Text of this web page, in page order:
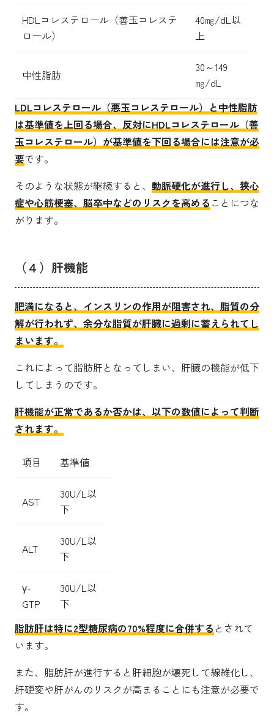
HDLコレステロール（善玉コレステ
ロール）
40㎎/dL以
上
中性脂肪
30～149
㎎/dL
LDLコレステロール（悪玉コレステロール）と中性脂肪
は基準値を上回る場合、反対にHDLコレステロール（善
玉コレステロール）が基準値を下回る場合には注意が必
要です。
そのような状態が継続すると、 動脈硬化が進行し、狭心
症や心筋梗塞、脳卒中などのリスクを高める ことにつな
がります。
（４）肝機能
肥満になると、インスリンの作用が阻害され、脂質の分
解が行われず、余分な脂質が肝臓に過剰に蓄えられてし
まいます。
これによって脂肪肝となってしまい、肝臓の機能が低下
してしまうのです。
肝機能が正常であるか否かは、以下の数値によって判断
されます。
項目 基準値
AST
30U/L以
下
ALT
30U/L以
下
γ-
GTP
30U/L以
下
脂肪肝は特に2型糖尿病の70%程度に合併する とされて
います。
また、脂肪肝が進行すると肝細胞が壊死して線維化し、
肝硬変や肝がんのリスクが高まることにも注意が必要で
す。